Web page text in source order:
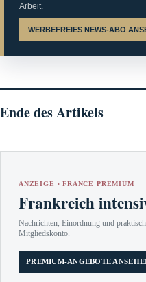
Arbeit.
WERBEFREIES NEWS-ABO
Ende des Artikels
ANZEIGE · FRANCE PREMIUM
Frankreich
Nachrichten, Einordnung und
Mitgliedskonto.
PREMIUM-ANGEBOTE